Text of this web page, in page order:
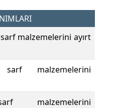
malzemelerini ayırt
malzemelerini
malzemelerini